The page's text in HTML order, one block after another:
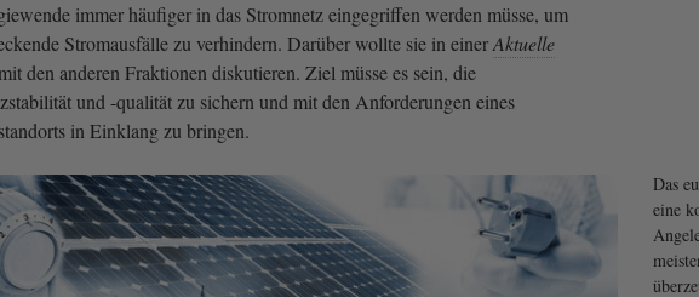
immer häufiger in das Stromnetz eingegriffen werden müsse, um
Stromausfälle zu verhindern. Darüber wollte sie in einerAktuelle
mit den anderen Fraktionen diskutieren. Ziel müsse es sein, die
und -qualität zu sichern und mit den Anforderungen eines
in Einklang zu bringen.
Das
eine